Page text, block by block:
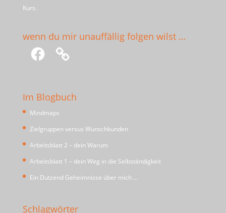
Kurs.
wenn du mir unauffällig folgen wilst …
Facebook
Im Blogbuch
Mindmaps
Zielgruppen versus Wunschkunden
Arbeitsblatt 2 – dein Warum
Arbeitsblatt 1 – dein Weg in die Selbständigkeit
Ein Dutzend Geheimnisse über mich …
Schlagwörter